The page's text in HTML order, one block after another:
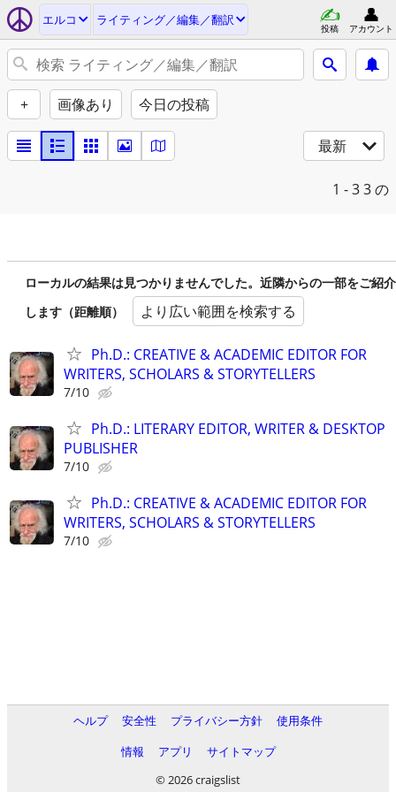
エルコ ライティング／編集／翻訳
投稿 アカウント
+ 画像あり 今日の投稿
最新
1 - 33 の
ローカルの結果は見つかりませんでした。近隣からの一部をご紹介
します（距離順）
より広い範囲を検索する
Ph.D.: CREATIVE & ACADEMIC EDITOR FOR
WRITERS, SCHOLARS & STORYTELLERS
7/10
Ph.D.: LITERARY EDITOR, WRITER & DESKTOP
PUBLISHER
7/10
Ph.D.: CREATIVE & ACADEMIC EDITOR FOR
WRITERS, SCHOLARS & STORYTELLERS
7/10
ヘルプ 安全性 プライバシー方針
使用条件
情報
アプリ
サイトマップ
© 2026 craigslist